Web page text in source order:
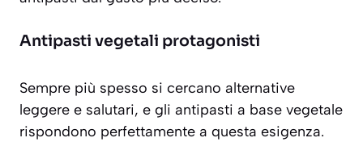
Antipasti vegetali protagonisti
Sempre più spesso si cercano alternative
leggere e salutari, e gli antipasti a base vegetale
rispondono perfettamente a questa esigenza.